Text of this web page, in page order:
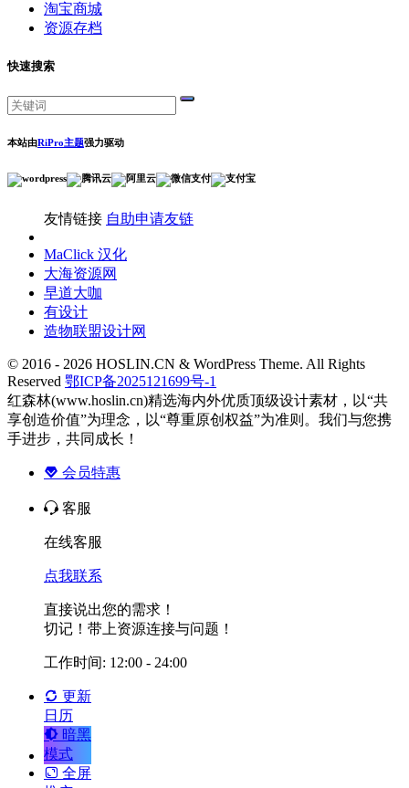
淘宝商城
资源存档
快速搜索
本站由RiPro主题强力驱动
友情链接 自助申请友链
MaClick 汉化
大海资源网
早道大咖
有设计
造物联盟设计网
© 2016 - 2026 HOSLIN.CN & WordPress Theme. All Rights
Reserved 鄂ICP备2025121699号-1
红森林(www.hoslin.cn)精选海内外优质顶级设计素材，以“共
享创造价值”为理念，以“尊重原创权益”为准则。我们与您携
手进步，共同成长！
会员特惠
客服
在线客服
点我联系
直接说出您的需求！
切记！带上资源连接与问题！
工作时间: 12:00 - 24:00
更新
日历
暗黑
模式
全屏